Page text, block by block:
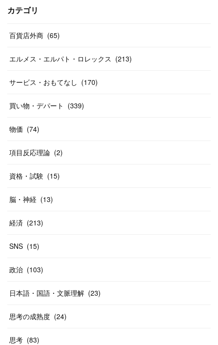
(17
(12)
(13
(14)
(29
(24)
(26
(26
(20)
(14
(46
(55
(38)
(20
(31
58)
10
(33
(46)
(20
カテゴリ
百貨店外商 (65)
エルメス・エルパト・ロレックス (213)
サービス・おもてなし (170)
買い物・デパート (339)
物価 (74)
項目反応理論 (2)
資格・試験 (15)
脳・神経 (13)
経済 (213)
SNS (15)
政治 (103)
日本語・国語・文脈理解 (23)
思考の成熟度 (24)
思考 (83)